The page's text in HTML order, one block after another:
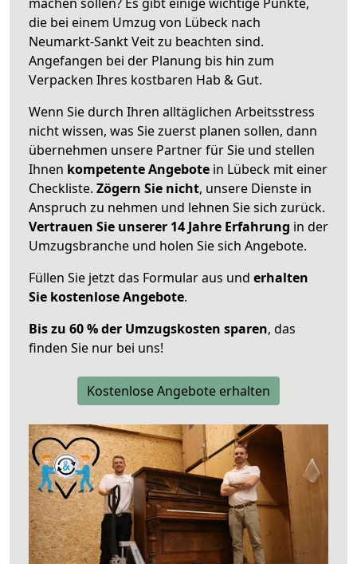
die bei einem Umzug von Lübeck nach
Neumarkt-Sankt Veit zu beachten sind.
Angefangen bei der Planung bis hin zum
Verpacken Ihres kostbaren Hab & Gut.
Wenn Sie durch Ihren alltäglichen Arbeitsstress
nicht wissen, was Sie zuerst planen sollen, dann
übernehmen unsere Partner für Sie und stellen
Ihnen kompetente Angebote in Lübeck mit einer
Checkliste. Zögern Sie nicht, unsere Dienste in
Anspruch zu nehmen und lehnen Sie sich zurück.
Vertrauen Sie unserer 14 Jahre Erfahrung in der
Umzugsbranche und holen Sie sich Angebote.
Füllen Sie jetzt das Formular aus und erhalten
Sie kostenlose Angebote.
Bis zu 60 % der Umzugskosten sparen, das
finden Sie nur bei uns!
Kostenlose Angebote erhalten